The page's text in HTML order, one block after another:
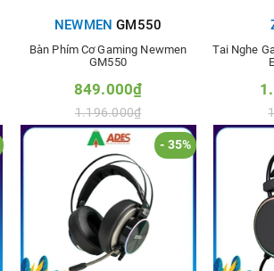
NEWMEN GM550
Bàn Phím Cơ Gaming Newmen
GM550
849.000₫
1.196.000₫
Thêm vào so sánh
Tai Nghe
- 35%